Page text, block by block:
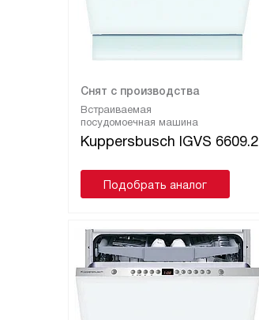
Встраиваемая
посудомоечная машина
Kuppersbusch IGVS 6609.2
Снят с производства
Подобрать аналог